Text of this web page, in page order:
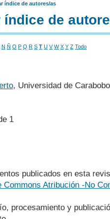
índice de autores/as
índice de
N Ñ O P Q R S T U V W X Y Z Todo
, Universidad de
de 1
publicados en esta
Commons Atribución -No
procesamiento y